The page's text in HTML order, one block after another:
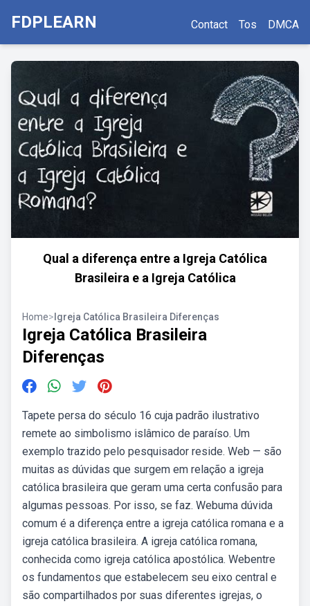
FDPLEARN Contact Tos DMCA
Qual a diferença entre a Igreja Católica
Brasileira e a Igreja Católica
Home> Igreja Católica Brasileira Diferenças
Igreja Católica Brasileira
Diferenças
Tapete persa do século 16 cuja padrão ilustrativo
remete ao simbolismo islâmico de paraíso. Um
exemplo trazido pelo pesquisador reside. Web — são
muitas as dúvidas que surgem em relação a igreja
católica brasileira que geram uma certa confusão para
algumas pessoas. Por isso, se faz. Webuma dúvida
comum é a diferença entre a igreja católica romana e a
igreja católica brasileira. A igreja católica romana,
conhecida como igreja católica apostólica. Webentre
os fundamentos que estabelecem seu eixo central e
são compartilhados por suas diferentes igrejas, o